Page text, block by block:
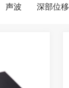
声波 深部位移